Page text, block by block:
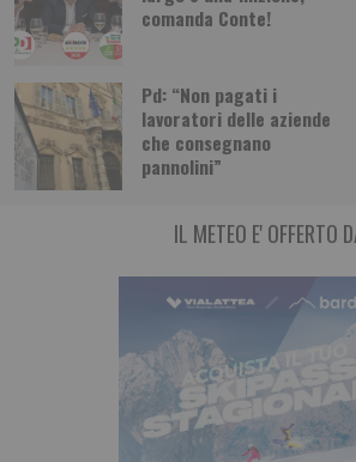
comanda Conte!
Pd: “Non pagati i
lavoratori delle aziende
che consegnano
pannolini”
Pd: “Non pagati i lavoratori delle aziende
pannolini”
“La Regione chiarisca immediatamente la
giorni sono stato contattato da alcuni lavoratori
IL METEO E' OFFERTO